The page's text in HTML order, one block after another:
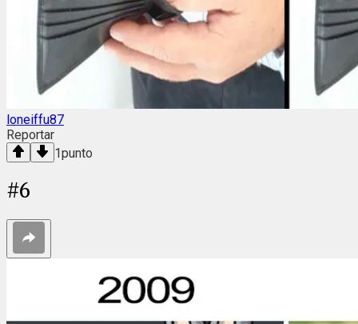
loneiffu87
Reportar
1punto
#6